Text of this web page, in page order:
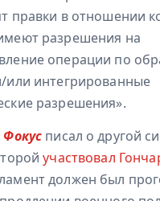
правки в отношении
разрешения на
операции по
или интегрированные
разрешения».
Фокус писал о другой
участвовал
должен был